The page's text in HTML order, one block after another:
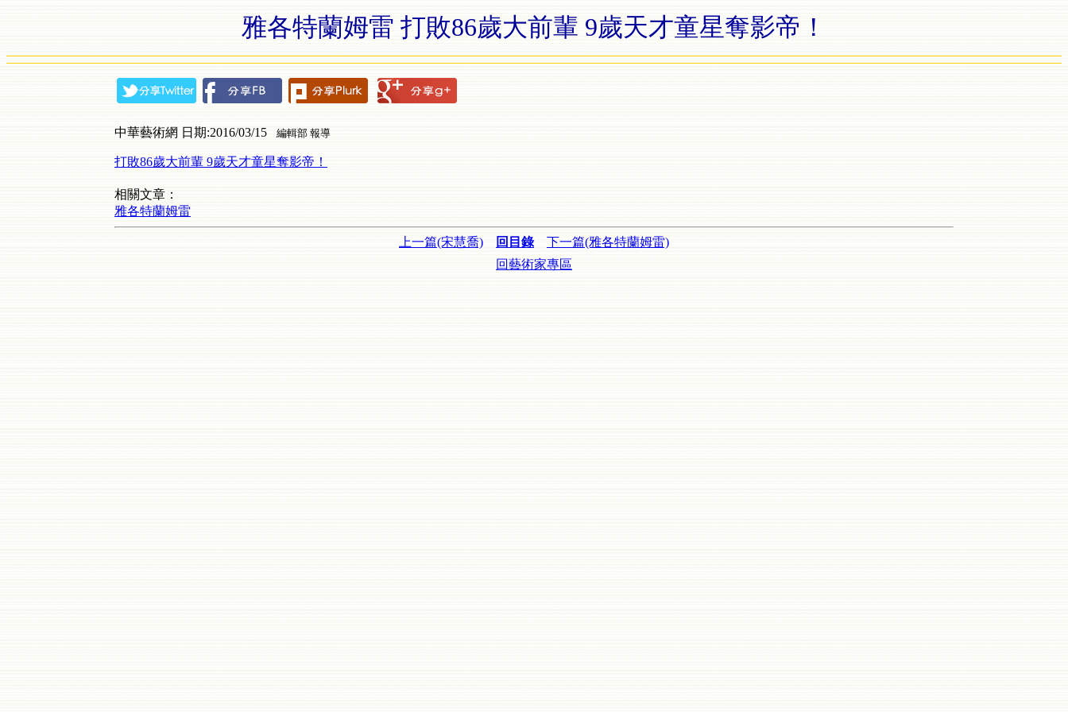
雅各特蘭姆雷 打敗86歲大前輩 9歲天才童星奪影帝！
中華藝術網 日期:2016/03/15 編輯部 報導
打敗86歲大前輩 9歲天才童星奪影帝！
相關文章：
雅各特蘭姆雷
上一篇(宋慧喬) 回目錄
下一篇(雅各特蘭姆雷)
回藝術家專區